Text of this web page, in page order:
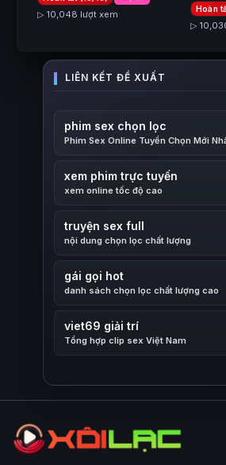
▷ 10,048 lượt xem
Hoàn
▷
phim sex chọn lọc
Phim Sex Online Tuyển Chọn Mới
xem phim trực tuyến
xem online tốc độ cao
truyện sex full
nội dung chọn lọc chất lượng
gái gọi hot
danh sách chọn lọc chất lượng cao
viet69 giải trí
Tổng hợp clip sex Việt Nam